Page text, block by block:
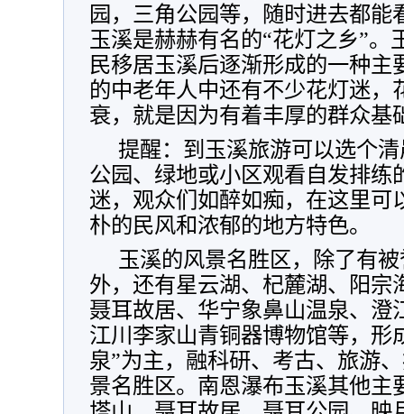
园，三角公园等，随时进去都能
玉溪是赫赫有名的“花灯之乡”。
民移居玉溪后逐渐形成的一种主
的中老年人中还有不少花灯迷，
衰，就是因为有着丰厚的群众基
提醒：到玉溪旅游可以选个
公园、绿地或小区观看自发排练
迷，观众们如醉如痴，在这里可
朴的民风和浓郁的地方特色。
玉溪的风景名胜区，除了有
外，还有星云湖、杞麓湖、阳宗
聂耳故居、华宁象鼻山温泉、澄
江川李家山青铜器博物馆等，形
泉”为主，融科研、考古、旅游
景名胜区。南恩瀑布玉溪其他主